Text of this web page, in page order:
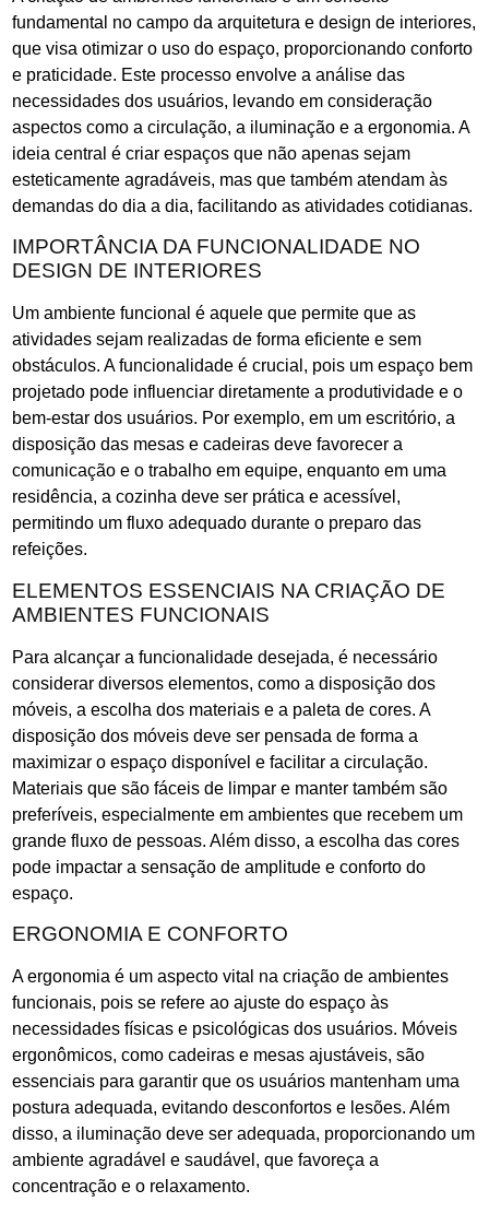
fundamental no campo da arquitetura e design de interiores,
que visa otimizar o uso do espaço, proporcionando conforto
e praticidade. Este processo envolve a análise das
necessidades dos usuários, levando em consideração
aspectos como a circulação, a iluminação e a ergonomia. A
ideia central é criar espaços que não apenas sejam
esteticamente agradáveis, mas que também atendam às
demandas do dia a dia, facilitando as atividades cotidianas.
IMPORTÂNCIA DA FUNCIONALIDADE NO
DESIGN DE INTERIORES
Um ambiente funcional é aquele que permite que as
atividades sejam realizadas de forma eficiente e sem
obstáculos. A funcionalidade é crucial, pois um espaço bem
projetado pode influenciar diretamente a produtividade e o
bem-estar dos usuários. Por exemplo, em um escritório, a
disposição das mesas e cadeiras deve favorecer a
comunicação e o trabalho em equipe, enquanto em uma
residência, a cozinha deve ser prática e acessível,
permitindo um fluxo adequado durante o preparo das
refeições.
ELEMENTOS ESSENCIAIS NA CRIAÇÃO DE
AMBIENTES FUNCIONAIS
Para alcançar a funcionalidade desejada, é necessário
considerar diversos elementos, como a disposição dos
móveis, a escolha dos materiais e a paleta de cores. A
disposição dos móveis deve ser pensada de forma a
maximizar o espaço disponível e facilitar a circulação.
Materiais que são fáceis de limpar e manter também são
preferíveis, especialmente em ambientes que recebem um
grande fluxo de pessoas. Além disso, a escolha das cores
pode impactar a sensação de amplitude e conforto do
espaço.
ERGONOMIA E CONFORTO
A ergonomia é um aspecto vital na criação de ambientes
funcionais, pois se refere ao ajuste do espaço às
necessidades físicas e psicológicas dos usuários. Móveis
ergonômicos, como cadeiras e mesas ajustáveis, são
essenciais para garantir que os usuários mantenham uma
postura adequada, evitando desconfortos e lesões. Além
disso, a iluminação deve ser adequada, proporcionando um
ambiente agradável e saudável, que favoreça a
concentração e o relaxamento.